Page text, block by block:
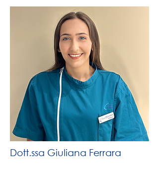
Dott.ssa Giuliana Ferrara